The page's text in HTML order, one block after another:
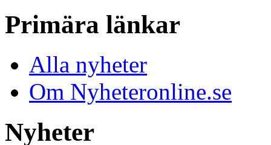
Primära länkar
Alla nyheter
Om Nyheteronline.se
Nyheter